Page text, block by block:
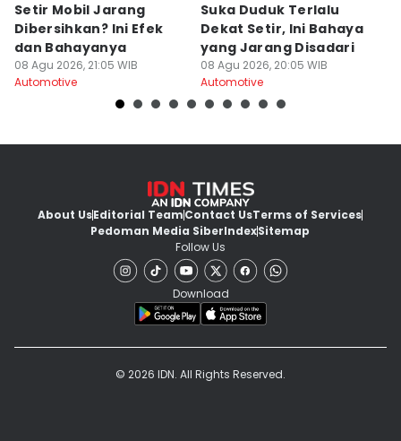
Setir Mobil Jarang
Dibersihkan? Ini Efek
dan Bahayanya
08 Agu 2026, 21:05 WIB
Automotive
Suka Duduk Terlalu
Dekat Setir, Ini Bahaya
yang Jarang Disadari
08 Agu 2026, 20:05 WIB
Automotive
About UsEditorial TeamContact UsTerms of Services
Pedoman Media SiberIndexSitemap
Follow Us
Download
© 2026 IDN. All Rights Reserved.